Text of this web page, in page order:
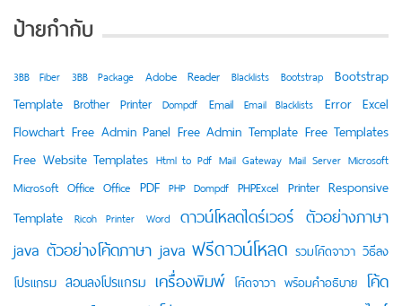
ป้ายกำกับ
3BB Fiber 3BB Package Adobe Reader Blacklists Bootstrap Bootstrap
Template Brother Printer Dompdf Email Email Blacklists Error Excel
Flowchart Free Admin Panel Free Admin Template Free Templates
Free Website Templates Html to Pdf Mail Gateway Mail Server Microsoft
Microsoft Office Office PDF PHP Dompdf PHPExcel Printer Responsive
Template Ricoh Printer Word ดาวน์โหลดไดร์เวอร์ ตัวอย่างภาษา
java ตัวอย่างโค้ดภาษา java ฟรีดาวน์โหลด รวมโค้ดจาวา วิธีลง
โปรแกรม สอนลงโปรแกรม เครื่องพิมพ์ โค้ดจาวา พร้อมคำอธิบาย โค้ด